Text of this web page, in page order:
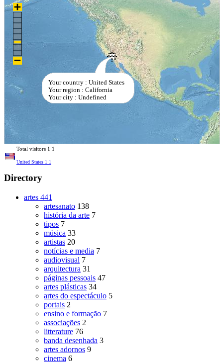
Your country : United States
Your region : California
Your city : Undefined
Total visitors 1 1
United States 1 1
Directory
artes 441
artesanato 138
história da arte 7
tipos 7
música 33
artistas 20
notícias e media 7
audiovisual 7
arquitectura 31
páginas pessoais 47
artes plásticas 34
artes do espectáculo 5
portais 2
ensino e formação 7
associações 2
litterature 76
banda desenhada 3
artes adornos 9
cinema 6